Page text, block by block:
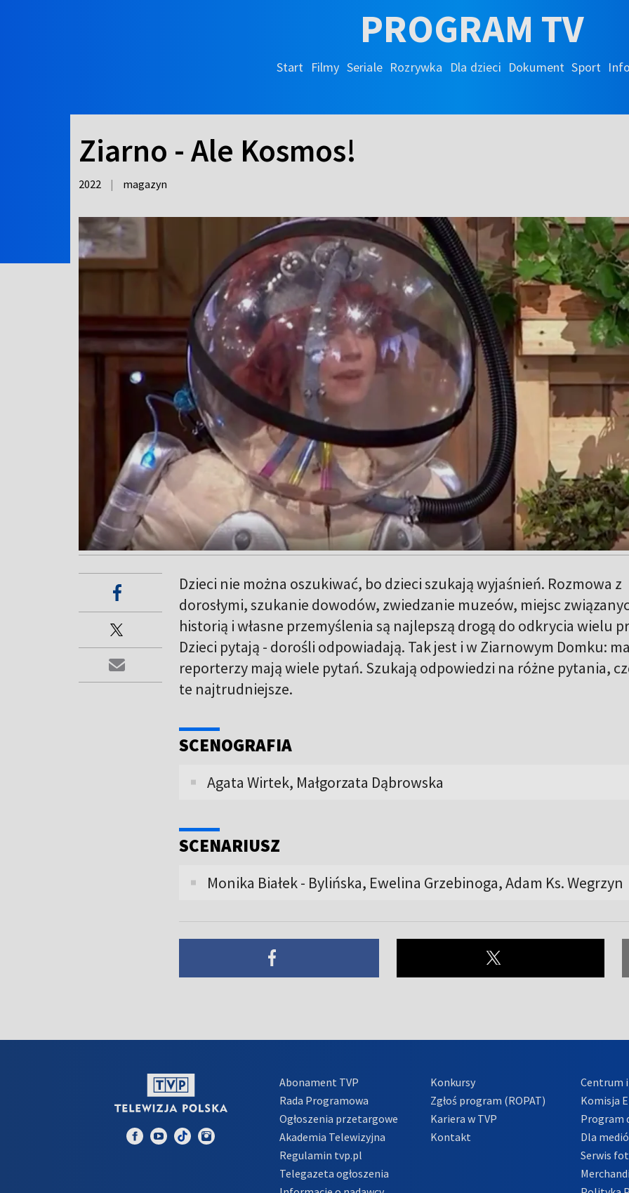
PROGRAM TV
Start Filmy Seriale Rozrywka Dla dzieci Dokument Sport
Ziarno - Ale Kosmos!
2022 | magazyn
Dzieci nie można oszukiwać, bo dzieci szukają wyjaśnień. Rozmowa z
dorosłymi, szukanie dowodów, zwiedzanie muzeów, miejsc
historią i własne przemyślenia są najlepszą drogą do odkrycia wielu
Dzieci pytają - dorośli odpowiadają. Tak jest i w Ziarnowym Domku:
reporterzy mają wiele pytań. Szukają odpowiedzi na różne pytania,
te najtrudniejsze.
SCENOGRAFIA
Agata Wirtek, Małgorzata Dąbrowska
SCENARIUSZ
Monika Białek - Bylińska, Ewelina Grzebinoga, Adam Ks. Wegrzyn
Abonament TVP
Rada Programowa
Ogłoszenia przetargowe
Akademia Telewizyjna
Regulamin tvp.pl
Telegazeta ogłoszenia
Konkursy
Zgłoś program (ROPAT)
Kariera w TVP
Kontakt
Centrum
Komisja
Program
Dla
Serwis